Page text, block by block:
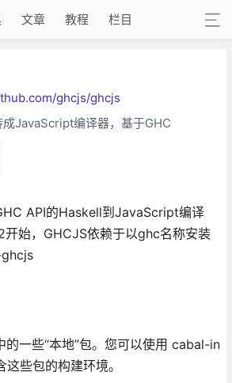
文章 教程 栏目
ghcjs/ghcjs
JavaScript编译器，基于GHC
API的Haskell到JavaScript编译
始，GHCJS依赖于以ghc名称安装
的一些“本地”包。您可以使用 cabal-in
些包的构建环境。